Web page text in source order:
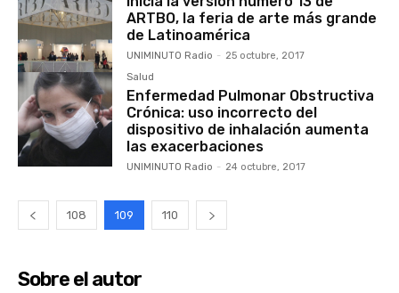
ARTBO, la feria de arte más grande
de Latinoamérica
UNIMINUTO Radio - 25 octubre, 2017
Salud
Enfermedad Pulmonar Obstructiva
Crónica: uso incorrecto del
dispositivo de inhalación aumenta
las exacerbaciones
UNIMINUTO Radio - 24 octubre, 2017
108 109 110
Sobre el autor